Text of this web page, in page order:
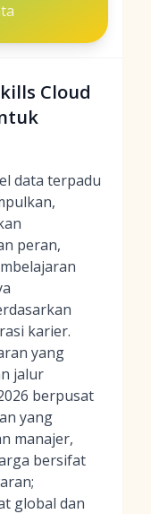
Cloud
data terpadu
peran,
karier.
yang
jalur
berpusat
yang
manajer,
bersifat
global dan